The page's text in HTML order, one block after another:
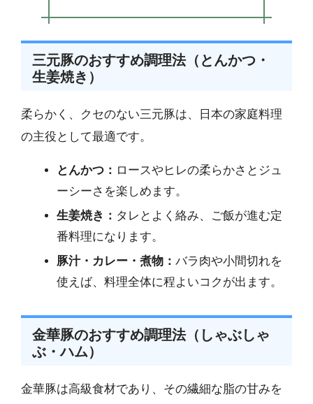
三元豚のおすすめ調理法（とんかつ・
生姜焼き）
柔らかく、クセのない三元豚は、日本の家庭料理
の主役として最適です。
とんかつ： ロースやヒレの柔らかさとジュ
ーシーさを楽しめます。
生姜焼き： タレとよく絡み、ご飯が進む定
番料理になります。
豚汁・カレー・煮物： バラ肉や小間切れを
使えば、料理全体に程よいコクが出ます。
金華豚のおすすめ調理法（しゃぶしゃ
ぶ・ハム）
金華豚は高級食材であり、その繊細な脂の甘みを